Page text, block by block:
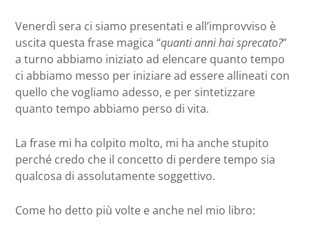
Venerdì sera ci siamo presentati e all’improvviso è
uscita questa frase magica “quanti anni hai sprecato?”
a turno abbiamo iniziato ad elencare quanto tempo
ci abbiamo messo per iniziare ad essere allineati con
quello che vogliamo adesso, e per sintetizzare
quanto tempo abbiamo perso di vita.
La frase mi ha colpito molto, mi ha anche stupito
perché credo che il concetto di perdere tempo sia
qualcosa di assolutamente soggettivo.
Come ho detto più volte e anche nel mio libro: